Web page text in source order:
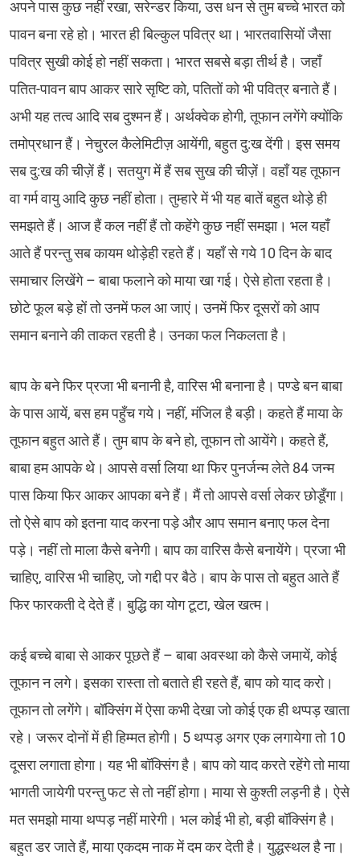
अपने पास कुछ नहीं रखा, सरेन्डर किया, उस धन से तुम बच्चे भारत को
पावन बना रहे हो। भारत ही बिल्कुल पवित्र था। भारतवासियों जैसा
पवित्र सुखी कोई हो नहीं सकता। भारत सबसे बड़ा तीर्थ है। जहाँ
पतित-पावन बाप आकर सारे सृष्टि को, पतितों को भी पवित्र बनाते हैं।
अभी यह तत्व आदि सब दुश्मन हैं। अर्थक्वेक होगी, तूफान लगेंगे क्योंकि
तमोप्रधान हैं। नेचुरल कैलेमिटीज़ आयेंगी, बहुत दु:ख देंगी। इस समय
सब दु:ख की चीज़ें हैं। सतयुग में हैं सब सुख की चीज़ें। वहाँ यह तूफान
वा गर्म वायु आदि कुछ नहीं होता। तुम्हारे में भी यह बातें बहुत थोड़े ही
समझते हैं। आज हैं कल नहीं हैं तो कहेंगे कुछ नहीं समझा। भल यहाँ
आते हैं परन्तु सब कायम थोड़ेही रहते हैं। यहाँ से गये 10 दिन के बाद
समाचार लिखेंगे – बाबा फलाने को माया खा गई। ऐसे होता रहता है।
छोटे फूल बड़े हों तो उनमें फल आ जाएं। उनमें फिर दूसरों को आप
समान बनाने की ताकत रहती है। उनका फल निकलता है।
बाप के बने फिर प्रजा भी बनानी है, वारिस भी बनाना है। पण्डे बन बाबा
के पास आयें, बस हम पहुँच गये। नहीं, मंजिल है बड़ी। कहते हैं माया के
तूफान बहुत आते हैं। तुम बाप के बने हो, तूफान तो आयेंगे। कहते हैं,
बाबा हम आपके थे। आपसे वर्सा लिया था फिर पुनर्जन्म लेते 84 जन्म
पास किया फिर आकर आपका बने हैं। मैं तो आपसे वर्सा लेकर छोडूँगा।
तो ऐसे बाप को इतना याद करना पड़े और आप समान बनाए फल देना
पड़े। नहीं तो माला कैसे बनेगी। बाप का वारिस कैसे बनायेंगे। प्रजा भी
चाहिए, वारिस भी चाहिए, जो गद्दी पर बैठे। बाप के पास तो बहुत आते हैं
फिर फारकती दे देते हैं। बुद्धि का योग टूटा, खेल खत्म।
कई बच्चे बाबा से आकर पूछते हैं – बाबा अवस्था को कैसे जमायें, कोई
तूफान न लगे। इसका रास्ता तो बताते ही रहते हैं, बाप को याद करो।
तूफान तो लगेंगे। बॉक्सिंग में ऐसा कभी देखा जो कोई एक ही थप्पड़ खाता
रहे। जरूर दोनों में ही हिम्मत होगी। 5 थप्पड़ अगर एक लगायेगा तो 10
दूसरा लगाता होगा। यह भी बॉक्सिंग है। बाप को याद करते रहेंगे तो माया
भागती जायेगी परन्तु फट से तो नहीं होगा। माया से कुश्ती लड़नी है। ऐसे
मत समझो माया थप्पड़ नहीं मारेगी। भल कोई भी हो, बड़ी बॉक्सिंग है।
बहुत डर जाते हैं, माया एकदम नाक में दम कर देती है। युद्धस्थल है ना।